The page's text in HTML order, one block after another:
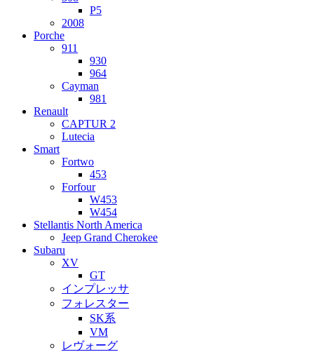
P5
2008
Porche
911
930
964
Cayman
981
Renault
CAPTUR 2
Lutecia
Smart
Fortwo
453
Forfour
W453
W454
Stellantis North America
Jeep Grand Cherokee
Subaru
XV
GT
インプレッサ
フォレスター
SK系
VM
レヴォーグ